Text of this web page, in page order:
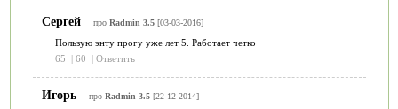
Сергей про Radmin 3.5[03-03-2016]
Пользую энту прогу уже лет 5. Работает четко
65
| 60 | Ответить
Игорь про Radmin 3.5[22-12-2014]